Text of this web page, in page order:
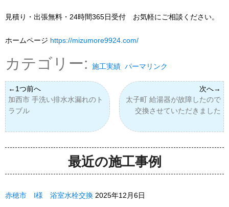
見積り・出張無料・24時間365日受付 お気軽にご相談ください。
ホームページ https://mizumore9924.com/
カテゴリー: 施工実績 パーマリンク
加西市 手洗い排水水漏れのト
ラブル
太子町 給湯器が故障したので
交換させていただきました
最近の施工事例
赤穂市 I様 浴室水栓交換 2025年12月6日